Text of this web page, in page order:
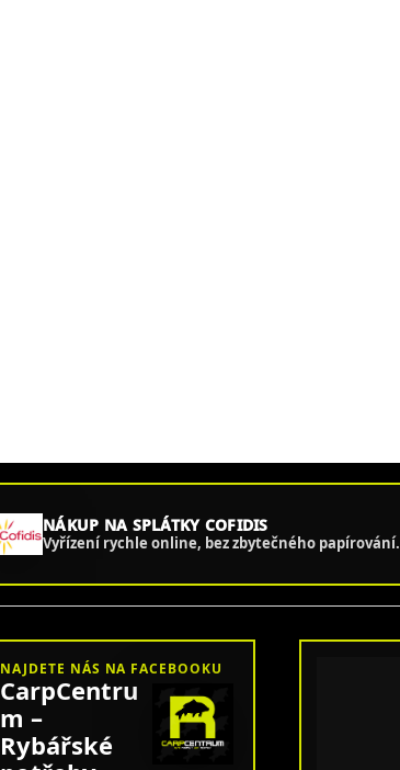
NÁKUP NA SPLÁTKY COFIDIS
Vyřízení rychle online, bez zbytečného papírování.
NAJDETE NÁS NA FACEBOOKU
CarpCentru
m –
Rybářské